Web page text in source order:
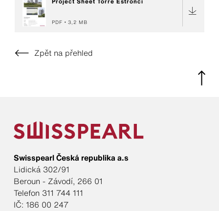
PDF 3,2 MB
Zpět na přehled
Swisspearl Česká republika a.s
Lidická 302/91
Beroun - Závodí, 266 01
Telefon 311 744 111
IČ: 186 00 247